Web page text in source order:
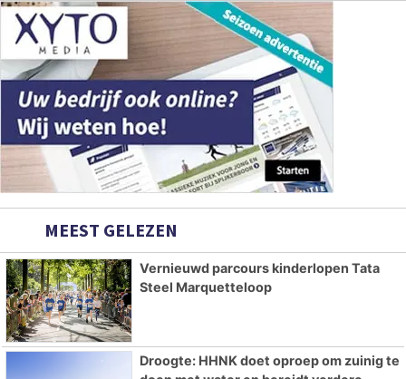
MEEST GELEZEN
Vernieuwd parcours kinderlopen Tata
Steel Marquetteloop
Droogte: HHNK doet oproep om zuinig te